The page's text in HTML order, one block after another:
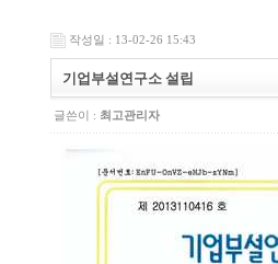
작성일 : 13-02-26 15:43
기업부설연구소 설립
글쓴이 : 최고관리자